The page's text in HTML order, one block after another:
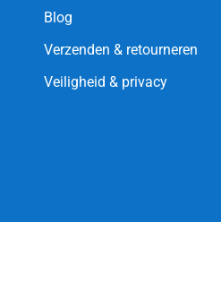
Blog
Verzenden & retourneren
Veiligheid & privacy